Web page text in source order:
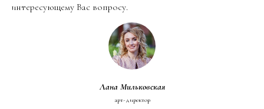
интересующему Вас вопросу.
Лана Мильковская
арт-директор